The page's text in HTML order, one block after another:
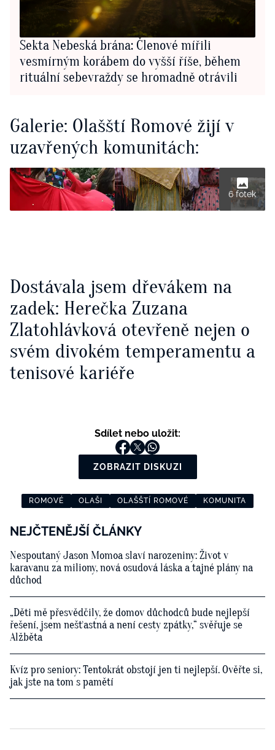
Sekta Nebeská brána: Členové mířili
vesmírným korábem do vyšší říše, během
rituální sebevraždy se hromadně otrávili
Galerie: Olašští Romové žijí v
uzavřených komunitách:
6 fotek
Dostávala jsem dřevákem na
zadek: Herečka Zuzana
Zlatohlávková otevřeně nejen o
svém divokém temperamentu a
tenisové kariéře
Sdílet nebo uložit:
ZOBRAZIT DISKUZI
ROMOVÉ OLAŠI OLAŠŠTÍ ROMOVÉ KOMUNITA
NEJČTENĚJŠÍ ČLÁNKY
Nespoutaný Jason Momoa slaví narozeniny: Život v
karavanu za miliony, nová osudová láska a tajné plány na
důchod
„Děti mě přesvědčily, že domov důchodců bude nejlepší
řešení, jsem nešťastná a není cesty zpátky,“ svěřuje se
Alžběta
Kvíz pro seniory: Tentokrát obstojí jen ti nejlepší. Ověřte si,
jak jste na tom s pamětí